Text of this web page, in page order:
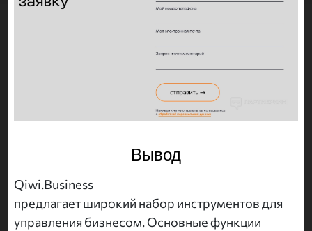
Вывод
Qiwi.Business
предлагает широкий набор инструментов для
управления бизнесом. Основные функции